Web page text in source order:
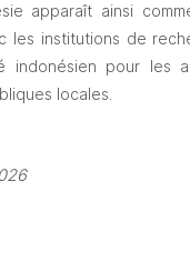
apparaît ainsi
les institutions de
indonésien pour les
locales.